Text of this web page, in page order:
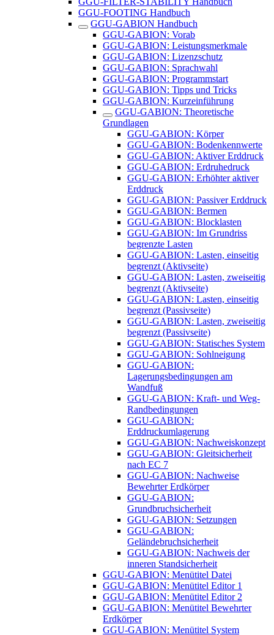
GGU-FOOTING Handbuch
GGU-GABION Handbuch
GGU-GABION: Vorab
GGU-GABION: Leistungsmerkmale
GGU-GABION: Lizenzschutz
GGU-GABION: Sprachwahl
GGU-GABION: Programmstart
GGU-GABION: Tipps und Tricks
GGU-GABION: Kurzeinführung
GGU-GABION: Theoretische
Grundlagen
GGU-GABION: Körper
GGU-GABION: Bodenkennwerte
GGU-GABION: Aktiver Erddruck
GGU-GABION: Erdruhedruck
GGU-GABION: Erhöhter aktiver
Erddruck
GGU-GABION: Passiver Erddruck
GGU-GABION: Bermen
GGU-GABION: Blocklasten
GGU-GABION: Im Grundriss
begrenzte Lasten
GGU-GABION: Lasten, einseitig
begrenzt (Aktivseite)
GGU-GABION: Lasten, zweiseitig
begrenzt (Aktivseite)
GGU-GABION: Lasten, einseitig
begrenzt (Passivseite)
GGU-GABION: Lasten, zweiseitig
begrenzt (Passivseite)
GGU-GABION: Statisches System
GGU-GABION: Sohlneigung
GGU-GABION:
Lagerungsbedingungen am
Wandfuß
GGU-GABION: Kraft- und Weg-
Randbedingungen
GGU-GABION:
Erddruckumlagerung
GGU-GABION: Nachweiskonzept
GGU-GABION: Gleitsicherheit
nach EC 7
GGU-GABION: Nachweise
Bewehrter Erdkörper
GGU-GABION:
Grundbruchsicherheit
GGU-GABION: Setzungen
GGU-GABION:
Geländebruchsicherheit
GGU-GABION: Nachweis der
inneren Standsicherheit
GGU-GABION: Menütitel Datei
GGU-GABION: Menütitel Editor 1
GGU-GABION: Menütitel Editor 2
GGU-GABION: Menütitel Bewehrter
Erdkörper
GGU-GABION: Menütitel System